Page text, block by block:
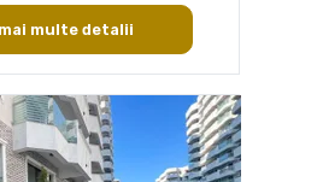
multe detalii